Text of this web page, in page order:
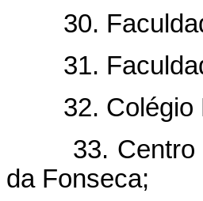
30.
31.
32. Colégio
33. Centro
da Fonseca;